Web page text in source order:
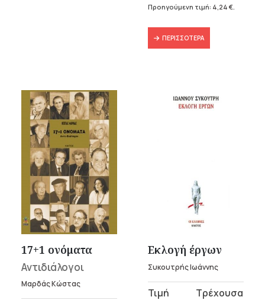
Προηγούμενη τιμή: 4,24 €.
ΠΕΡΙΣΣΌΤΕΡΑ
17+1 ονόματα
Αντιδιάλογοι
Μαρδάς Κώστας
Εκλογή έργων
Συκουτρής Ιωάννης
Original
Η